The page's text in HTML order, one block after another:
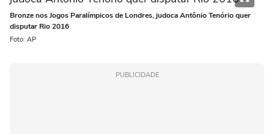
Bronze nos Jogos Paralímpicos de Londres, judoca Antônio Tenório quer
disputar Rio 2016
Foto: AP
PUBLICIDADE